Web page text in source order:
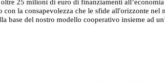
25 milioni di euro di finanziamenti
con la consapevolezza che le sfide all'orizzonte
base del nostro modello cooperativo insieme ad